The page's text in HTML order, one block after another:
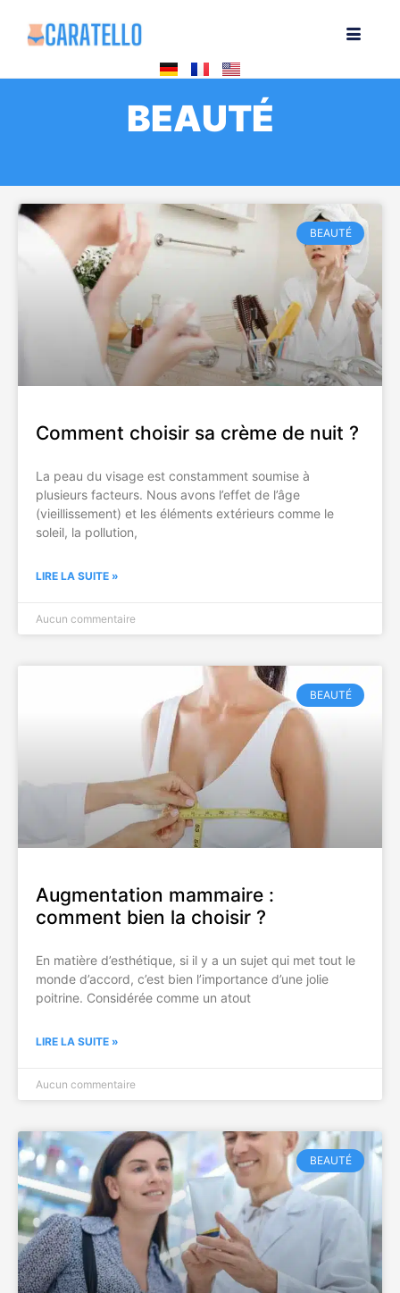
BEAUTÉ
BEAUTÉ
Comment choisir sa crème de nuit ?
La peau du visage est constamment soumise à
plusieurs facteurs. Nous avons l’effet de l’âge
(vieillissement) et les éléments extérieurs comme le
soleil, la pollution,
LIRE LA SUITE »
Aucun commentaire
BEAUTÉ
Augmentation mammaire :
comment bien la choisir ?
En matière d’esthétique, si il y a un sujet qui met tout le
monde d’accord, c’est bien l’importance d’une jolie
poitrine. Considérée comme un atout
LIRE LA SUITE »
Aucun commentaire
BEAUTÉ